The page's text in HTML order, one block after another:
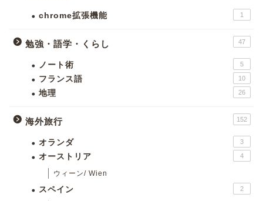
chrome拡張機能 1
勉強・語学・くらし 47
ノート術 5
フランス語 10
地理 26
海外旅行 152
オランダ 3
オーストリア 4
ウィーン/ Wien
スペイン 2